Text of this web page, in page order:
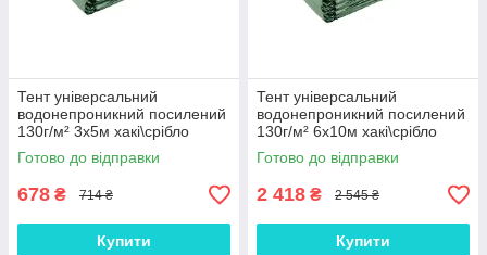
Тент універсальний
водонепроникний посилений
130г/м² 3х5м хакі\срібло
захист від дощу тарпаулін
(ml-31120)
Готово до відправки
678 ₴ 714 ₴
Купити
Тент універсальний
водонепроникний посилений
130г/м² 6х10м хакі\срібло
захист від дощу тарпаулін
(ml-31130)
Готово до відправки
2 418 ₴ 2 545 ₴
Купити